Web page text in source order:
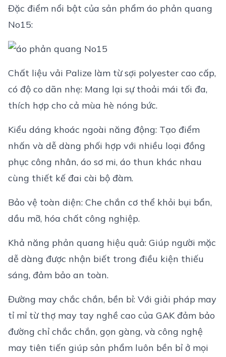
Đặc điểm nổi bật của sản phẩm áo phản quang
No15:
Chất liệu vải Palize làm từ sợi polyester cao cấp,
có độ co dãn nhẹ: Mang lại sự thoải mái tối đa,
thích hợp cho cả mùa hè nóng bức.
Kiểu dáng khoác ngoài năng động: Tạo điểm
nhấn và dễ dàng phối hợp với nhiều loại đồng
phục công nhân, áo sơ mi, áo thun khác nhau
cùng thiết kế đai cài bộ đàm.
Bảo vệ toàn diện: Che chắn cơ thể khỏi bụi bẩn,
dầu mỡ, hóa chất công nghiệp.
Khả năng phản quang hiệu quả: Giúp người mặc
dễ dàng được nhận biết trong điều kiện thiếu
sáng, đảm bảo an toàn.
Đường may chắc chắn, bền bỉ: Với giải pháp may
tỉ mỉ từ thợ may tay nghề cao của GAK đảm bảo
đường chỉ chắc chắn, gọn gàng, và công nghệ
may tiên tiến giúp sản phẩm luôn bền bỉ ở mọi